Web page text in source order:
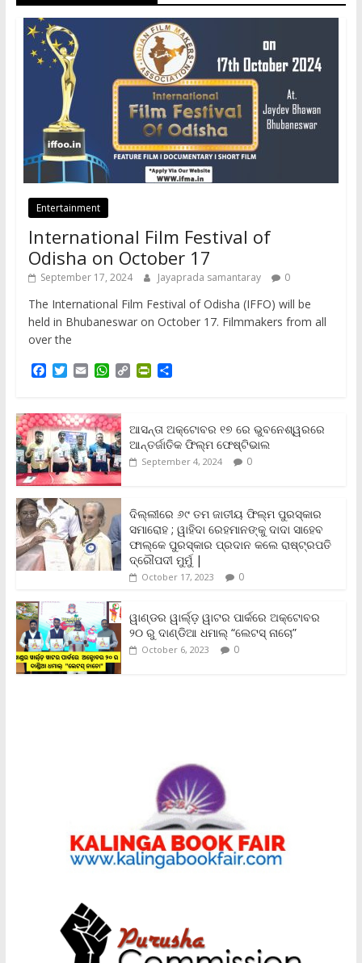
Entertainment
International Film Festival of
Odisha on October 17
September 17, 2024 Jayaprada samantaray 0
The International Film Festival of Odisha (IFFO) will be
held in Bhubaneswar on October 17. Filmmakers from all
over the
F
e
b
o
o
k
T
t
t
e
r
E
i
l
W
t
s
A
p
p
C
L
i
n
k
P
t
F
r
i
d
l
y
S
e
ଆସନ୍ତା ଅକ୍ଟୋବର ୧୭ ରେ ଭୁବନେଶ୍ୱରରେ
ଆନ୍ତର୍ଜାତିକ ଫିଲ୍ମ ଫେଷ୍ଟିଭାଲ
September 4, 2024 0
ଦିଲ୍ଲୀରେ ୬୯ ତମ ଜାତୀୟ ଫିଲ୍ମ ପୁରସ୍କାର
ସମାରୋହ ; ୱାହିଦା ରେହମାନଙ୍କୁ ଦାଦା ସାହେବ
ଫାଲ୍‌କେ ପୁରସ୍କାର ପ୍ରଦାନ କଲେ ରାଷ୍ଟ୍ରପତି
ଦ୍ରୌପଦୀ ମୁର୍ମୁ |
October 17, 2023 0
ୱାଣ୍ଡର ୱାର୍ଲ୍‌ଡ଼ ୱାଟର ପାର୍କରେ ଅକ୍ଟୋବର
୨୦ ରୁ ଦାଣ୍ଡିଆ ଧମାଲ୍ “ଲେଟସ୍ ନାଚୋ”
October 6, 2023 0